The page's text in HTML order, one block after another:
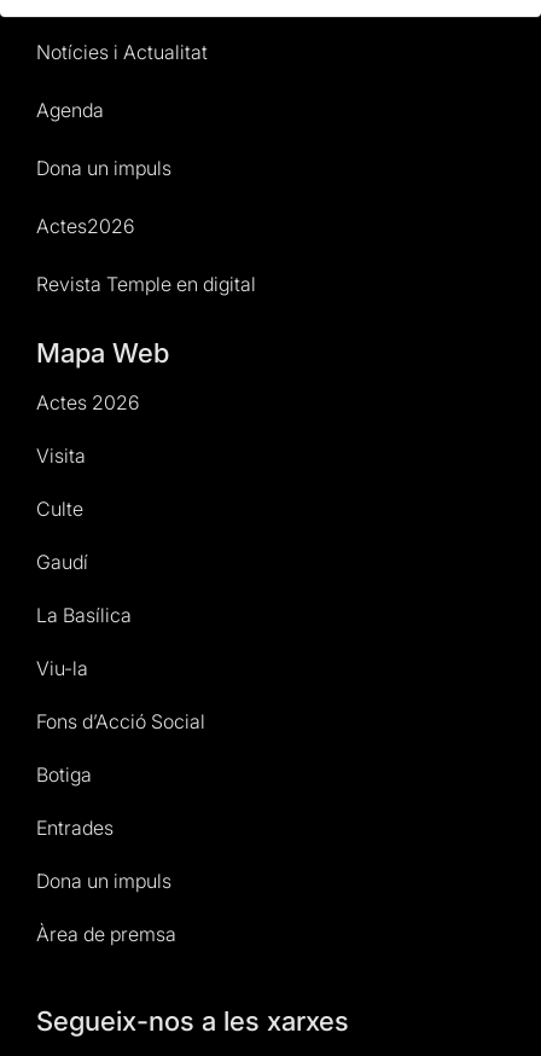
Notícies i Actualitat
Agenda
Dona un impuls
Actes2026
Revista Temple en digital
Mapa Web
Actes 2026
Visita
Culte
Gaudí
La Basílica
Viu-la
Fons d’Acció Social
Botiga
Entrades
Dona un impuls
Àrea de premsa
Segueix-nos a les xarxes